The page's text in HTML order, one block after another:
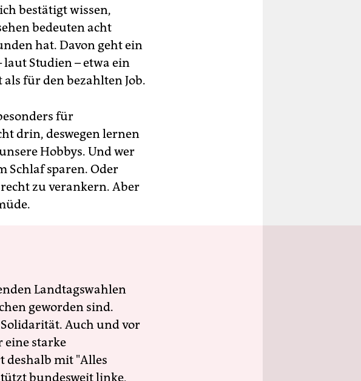
bestätigt wissen,
bedeuten acht
hat. Davon geht ein
Studien – etwa ein
für den bezahlten Job.
für
drin, deswegen lernen
Hobbys. Und wer
Schlaf sparen. Oder
zu verankern. Aber
Landtagswahlen
geworden sind.
Auch und vor
eine starke
deshalb mit "Alles
bundesweit linke,